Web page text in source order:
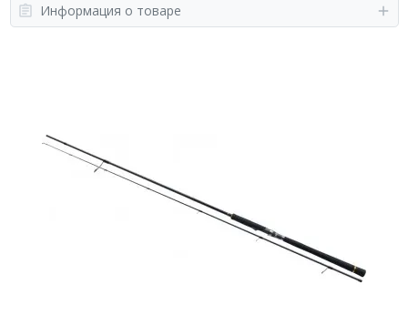
Информация о товаре